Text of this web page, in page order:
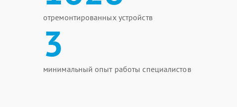
отремонтированных устройств
3
минимальный опыт работы специалистов